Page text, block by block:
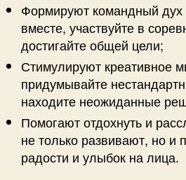
Формируют командный
вместе, участвуйте в
достигайте общей цели;
Стимулируют креативное
придумывайте
находите неожиданные
Помогают отдохнуть и
не только развивают, но и
радости и улыбок на лица.